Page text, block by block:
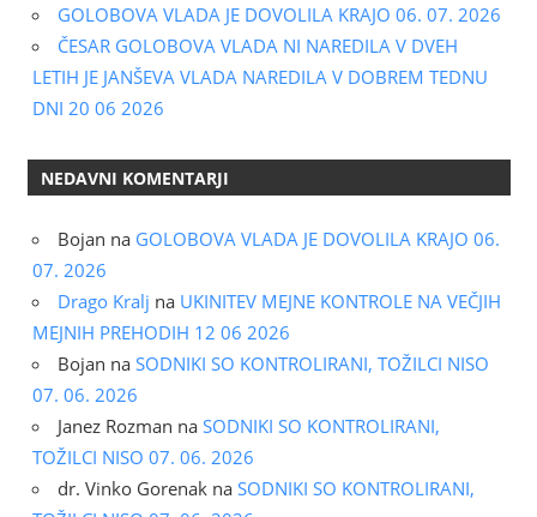
GOLOBOVA VLADA JE DOVOLILA KRAJO 06. 07. 2026
ČESAR GOLOBOVA VLADA NI NAREDILA V DVEH
LETIH JE JANŠEVA VLADA NAREDILA V DOBREM TEDNU
DNI 20 06 2026
NEDAVNI KOMENTARJI
Bojan na GOLOBOVA VLADA JE DOVOLILA KRAJO 06.
07. 2026
Drago Kralj na UKINITEV MEJNE KONTROLE NA VEČJIH
MEJNIH PREHODIH 12 06 2026
Bojan na SODNIKI SO KONTROLIRANI, TOŽILCI NISO
07. 06. 2026
Janez Rozman na SODNIKI SO KONTROLIRANI,
TOŽILCI NISO 07. 06. 2026
dr. Vinko Gorenak na SODNIKI SO KONTROLIRANI,